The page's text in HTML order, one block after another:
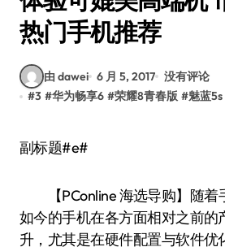
热门手机推荐
由 dawei 6 月 5, 2017 没有评论
#3 #华为畅享6 #荣耀8青春版 #魅蓝5s
副标题#e#
【PConline 海选导购】随着
如今的手机在各方面相对之前的
升，尤其是在硬件配置与软件优